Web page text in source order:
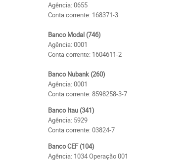
Agência: 0655
Conta corrente: 168371-3
Banco Modal (746)
Agência: 0001
Conta corrente: 1604611-2
Banco Nubank (260)
Agência: 0001
Conta corrente: 8598258-3-7
Banco Itau (341)
Agência: 5929
Conta corrente: 03824-7
Banco CEF (104)
Agência: 1034 Operação 001